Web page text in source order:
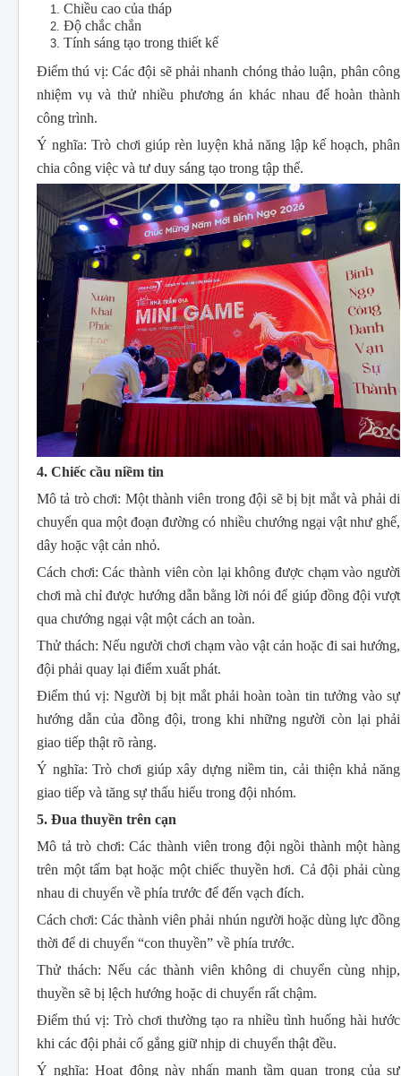
Chiều cao của tháp
Độ chắc chắn
Tính sáng tạo trong thiết kế
Điểm thú vị: Các đội sẽ phải nhanh chóng thảo luận, phân công
nhiệm vụ và thử nhiều phương án khác nhau để hoàn thành
công trình.
Ý nghĩa:Trò chơi giúp rèn luyện khả năng lập kế hoạch, phân
chia công việc và tư duy sáng tạo trong tập thể.
4. Chiếc cầu niềm tin
Mô tả trò chơi: Một thành viên trong đội sẽ bị bịt mắt và phải di
chuyển qua một đoạn đường có nhiều chướng ngại vật như ghế,
dây hoặc vật cản nhỏ.
Cách chơi:Các thành viên còn lại không được chạm vào người
chơi mà chỉ được hướng dẫn bằng lời nói để giúp đồng đội vượt
qua chướng ngại vật một cách an toàn.
Thử thách: Nếu người chơi chạm vào vật cản hoặc đi sai hướng,
đội phải quay lại điểm xuất phát.
Điểm thú vị:Người bị bịt mắt phải hoàn toàn tin tưởng vào sự
hướng dẫn của đồng đội, trong khi những người còn lại phải
giao tiếp thật rõ ràng.
Ý nghĩa:Trò chơi giúp xây dựng niềm tin, cải thiện khả năng
giao tiếp và tăng sự thấu hiểu trong đội nhóm.
5. Đua thuyền trên cạn
Mô tả trò chơi:Các thành viên trong đội ngồi thành một hàng
trên một tấm bạt hoặc một chiếc thuyền hơi. Cả đội phải cùng
nhau di chuyển về phía trước để đến vạch đích.
Cách chơi:Các thành viên phải nhún người hoặc dùng lực đồng
thời để di chuyển “con thuyền” về phía trước.
Thử thách: Nếu các thành viên không di chuyển cùng nhịp,
thuyền sẽ bị lệch hướng hoặc di chuyển rất chậm.
Điểm thú vị: Trò chơi thường tạo ra nhiều tình huống hài hước
khi các đội phải cố gắng giữ nhịp di chuyển thật đều.
Ý nghĩa:Hoạt động này nhấn mạnh tầm quan trọng của sự